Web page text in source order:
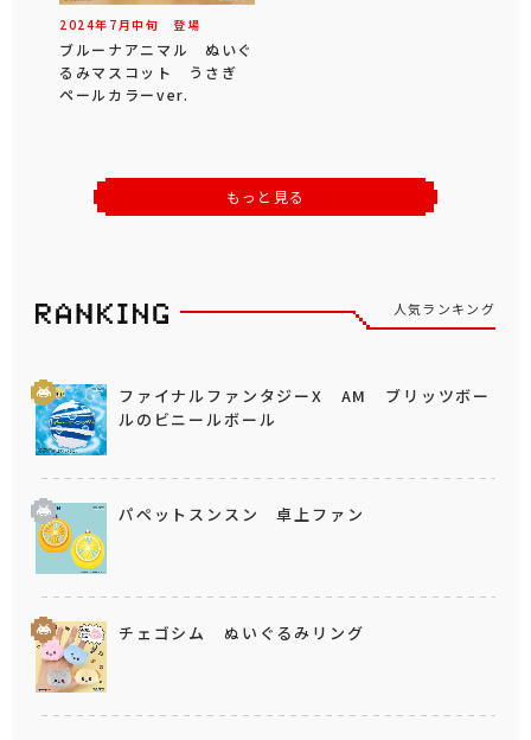
2024年 7 月中旬 登場
ブルーナアニマル ぬいぐ
るみマスコット うさぎ
ペールカラーver.
もっと見る
人気ランキング
ファイナルファンタジーX AM ブリッツボー
ルのビニールボール
パペットスンスン 卓上ファン
チェゴシム ぬいぐるみリング